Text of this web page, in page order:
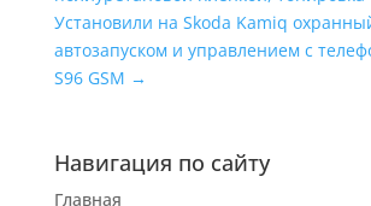
Установили на Skoda Kamiq
автозапуском и управлением с
S96 GSM →
Навигация по сайту
Главная